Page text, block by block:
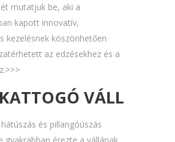
mutatjuk be, aki a
kapott innovatív,
kezelésnek köszönhetően
az edzésekhez és a
VÁLL
és pillangóúszás